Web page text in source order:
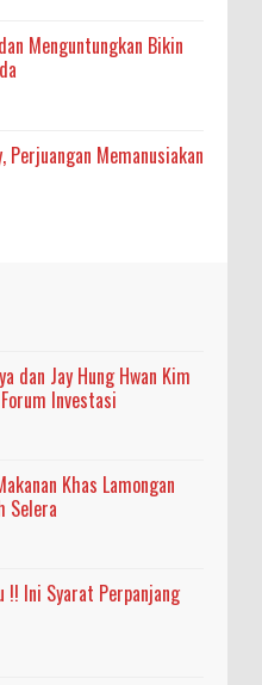
Menguntungkan Bikin
Perjuangan Memanusiakan
dan Jay Hung Hwan Kim
Investasi
Khas Lamongan
Selera
!! Ini Syarat Perpanjang